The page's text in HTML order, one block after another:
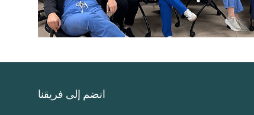
انضم إلى فريقنا